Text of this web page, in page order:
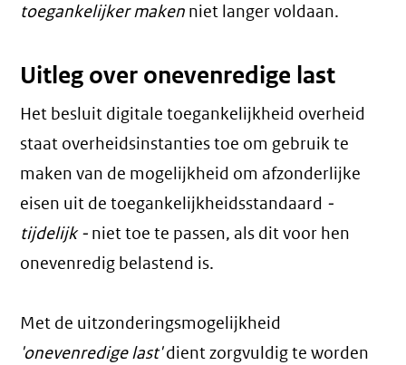
toegankelijker maken niet langer voldaan.
Uitleg over onevenredige last
Het besluit digitale toegankelijkheid overheid
staat overheidsinstanties toe om gebruik te
maken van de mogelijkheid om afzonderlijke
eisen uit de toegankelijkheidsstandaard -
tijdelijk - niet toe te passen, als dit voor hen
onevenredig belastend is.
Met de uitzonderingsmogelijkheid
'onevenredige last'dient zorgvuldig te worden